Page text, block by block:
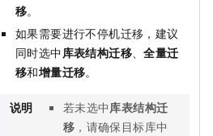
移。
如果需要进行不停机迁移，建议
同时选中库表结构迁移 、全量迁
移和增量迁移。
说明 若未选中 库表结构迁
移 ，请确保目标库中